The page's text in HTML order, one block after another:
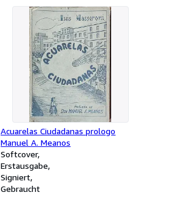
Acuarelas Ciudadanas prologo
Manuel A. Meanos
Softcover
Erstausgabe
Signiert
Gebraucht